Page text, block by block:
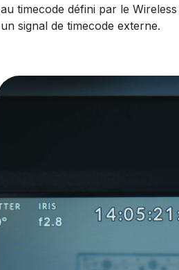
au timecode défini par le
un signal de timecode externe.